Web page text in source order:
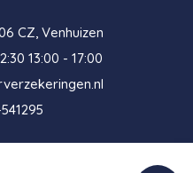
CZ, Venhuizen
13:00 - 17:00